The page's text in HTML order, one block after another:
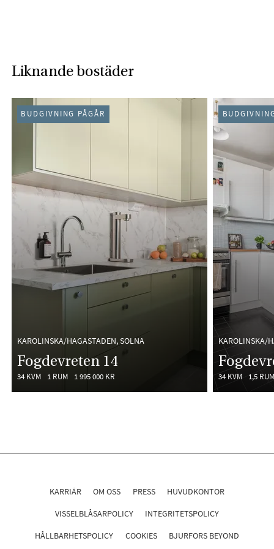
Liknande bostäder
KAROLINSKA/HAGASTADEN, SOLNA
Fogdevreten 14
34 KVM 1 RUM 1 995 000 KR
BUDGIVNING PÅGÅR
KAROLINSKA/
34 KVM 1,5 RUM
KARRIÄR OM OSS PRESS HUVUDKONTOR
VISSELBLÅSARPOLICY INTEGRITETSPOLICY
HÅLLBARHETSPOLICY COOKIES BJURFORS BEYOND